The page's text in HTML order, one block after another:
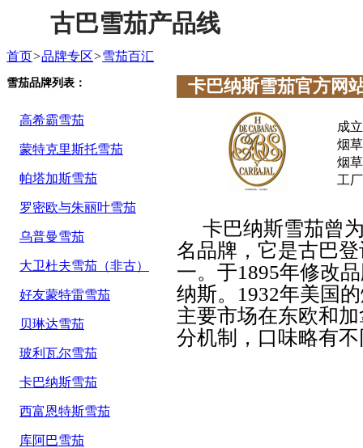
古巴雪茄产品线
首页>品牌专区>雪茄百汇
雪茄品牌列表：
高希霸雪茄
蒙特克里斯托雪茄
帕塔加斯雪茄
罗密欧与朱丽叶雪茄
乌普曼雪茄
大卫杜夫雪茄（非古）
好友蒙特雷雪茄
贝琳达雪茄
玻利瓦尔雪茄
卡巴纳斯雪茄
西富恩特斯雪茄
库阿巴雪茄
卡巴纳斯雪茄官方网
成
烟
烟
工
卡巴纳斯雪茄曾
名品牌，它是古巴
一。于1895年修改
纳斯。1932年美国
主要市场在东欧和
分机制，口味略有